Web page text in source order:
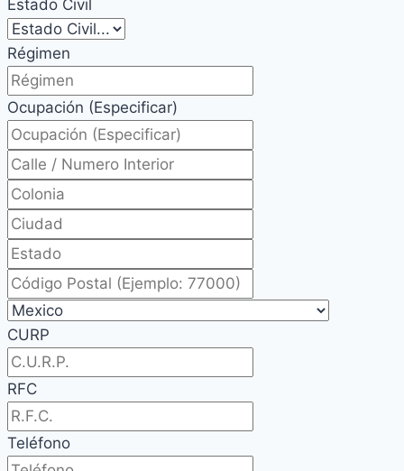
Estado Civil
Régimen
Ocupación (Especificar)
CURP
RFC
Teléfono